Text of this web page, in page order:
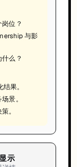
位？
与影
么？
果。
景。
。
示